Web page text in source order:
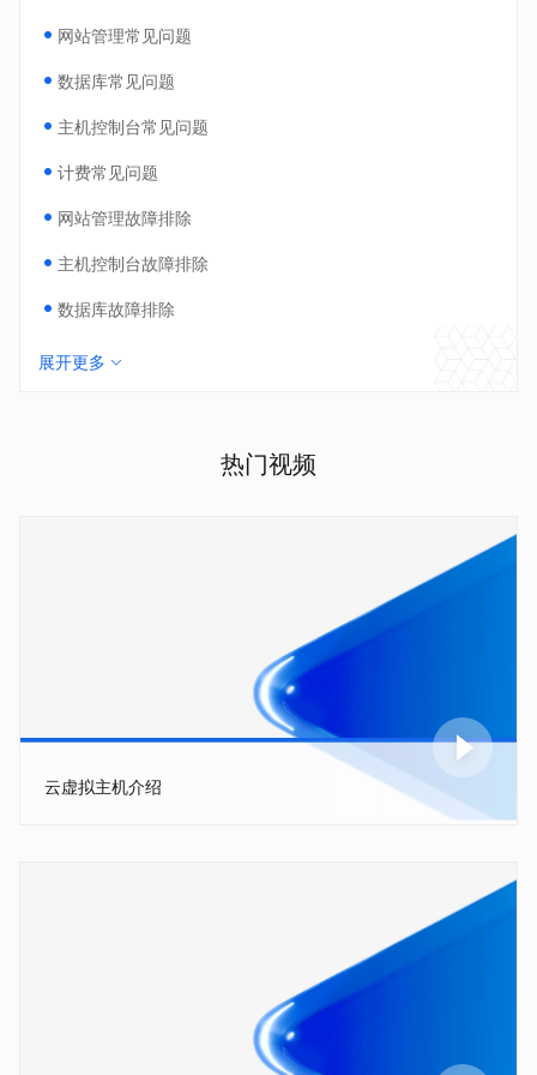
网站管理常见问题
数据库常见问题
主机控制台常见问题
计费常见问题
网站管理故障排除
主机控制台故障排除
数据库故障排除
展开更多
热门视频
云虚拟主机介绍